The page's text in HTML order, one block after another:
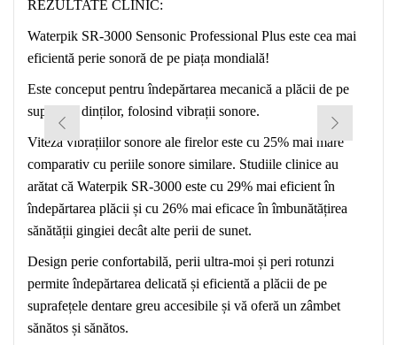
REZULTATE CLINIC:
Waterpik SR-3000 Sensonic Professional Plus este cea mai
eficientă perie sonoră de pe piața mondială!
Este conceput pentru îndepărtarea mecanică a plăcii de pe
suprafața dinților, folosind vibrații sonore.
Viteza vibrațiilor sonore ale firelor este cu 25% mai mare
comparativ cu periile sonore similare. Studiile clinice au
arătat că Waterpik SR-3000 este cu 29% mai eficient în
îndepărtarea plăcii și cu 26% mai eficace în îmbunătățirea
sănătății gingiei decât alte perii de sunet.
Design perie confortabilă, perii ultra-moi și peri rotunzi
permite îndepărtarea delicată și eficientă a plăcii de pe
suprafețele dentare greu accesibile și vă oferă un zâmbet
sănătos și sănătos.